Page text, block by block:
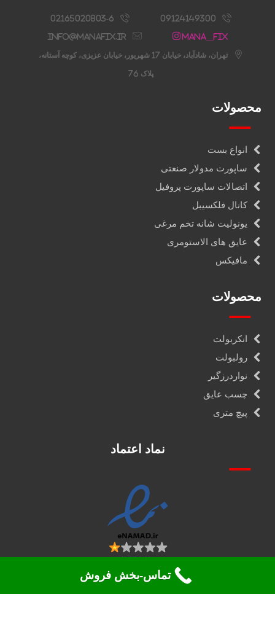
09124149300
02165020803-6
Mana__fix
info@manafix.ir
تهران، شادآباد، خیابان 17 شهریور، خیابان عزیزی، کوچه آستانه،
پلاک 76
محصولات
انواع بست
ساپورت مدولار صنعتی
اتصالات ساپورت پروفیل
کانال فلکسیبل
یونولیت شانه تخم مرغی
عایق های الاستومری
مافیکس
محصولات
انکربولت
رولبولت
نواردرزگیر
چسب عایق
پیچ متری
نماد اعتماد
تماس-بخش فروش